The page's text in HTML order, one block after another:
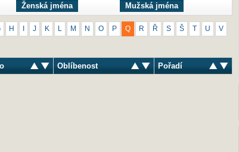
Ženská jména Mužská jména
H J K M N O P Q R Ř S Š U V
Oblíbenost Pořadí